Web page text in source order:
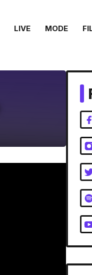
LIVE MODE